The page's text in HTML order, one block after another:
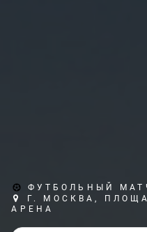
ФУТБОЛЬНЫЙ
Г. МОСКВА,
АРЕНА